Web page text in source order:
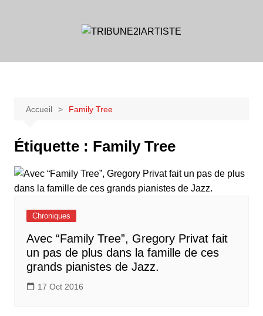
Accueil Family Tree
Étiquette : Family Tree
Chroniques
Avec “Family Tree”, Gregory Privat fait
un pas de plus dans la famille de ces
grands pianistes de Jazz.
17 Oct 2016